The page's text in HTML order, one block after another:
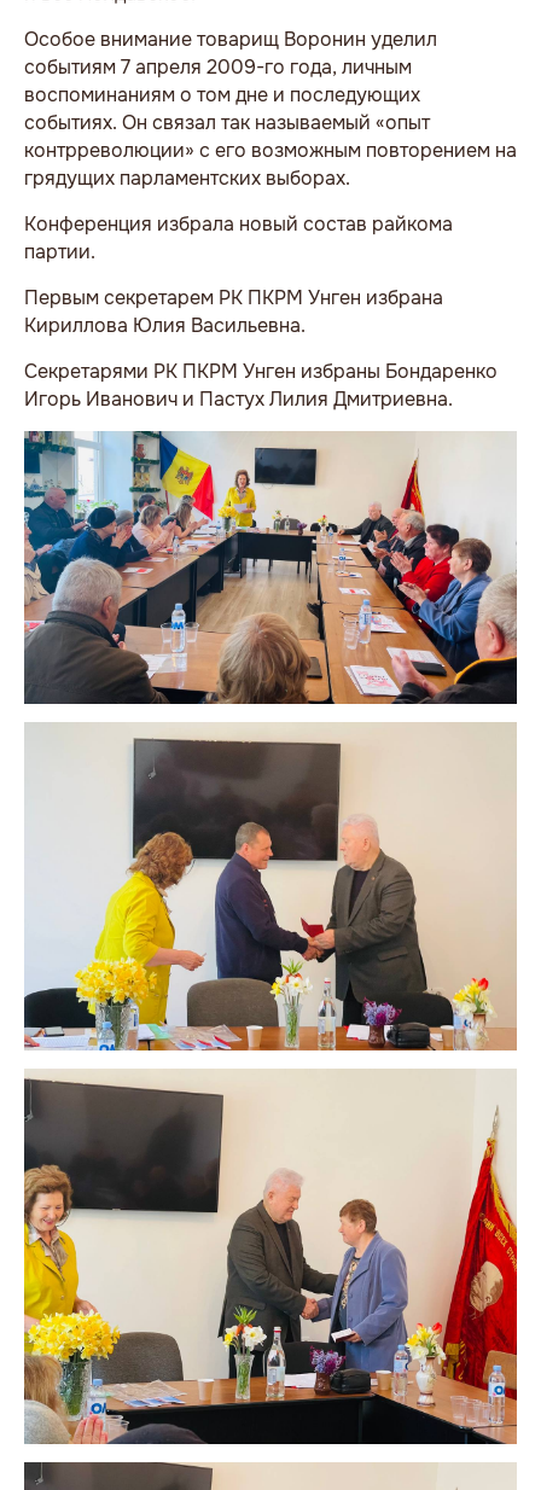
Особое внимание товарищ Воронин уделил
событиям 7 апреля 2009-го года, личным
воспоминаниям о том дне и последующих
событиях. Он связал так называемый «опыт
контрреволюции» с его возможным повторением на
грядущих парламентских выборах.
Конференция избрала новый состав райкома
партии.
Первым секретарем РК ПКРМ Унген избрана
Кириллова Юлия Васильевна.
Секретарями РК ПКРМ Унген избраны Бондаренко
Игорь Иванович и Пастух Лилия Дмитриевна.